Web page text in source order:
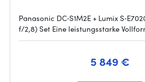
Panasonic DC‑S1M2E + Lumix
f/2,8) Set Eine leistungsstarke
5 849 €